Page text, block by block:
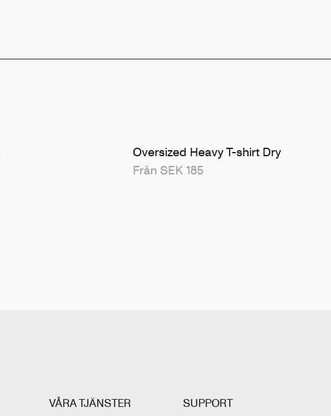
Oversized Heavy T-shirt Dry
Från SEK 185
VÅRA TJÄNSTER SUPPORT